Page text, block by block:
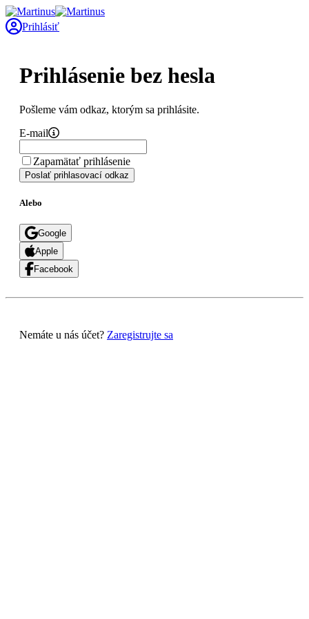
Prihlásiť
Prihlásenie bez hesla
Pošleme vám odkaz, ktorým sa prihlásite.
E-mail
Zapamätať prihlásenie
Poslať prihlasovací odkaz
Alebo
Google
Apple
Facebook
Nemáte u nás účet? Zaregistrujte sa